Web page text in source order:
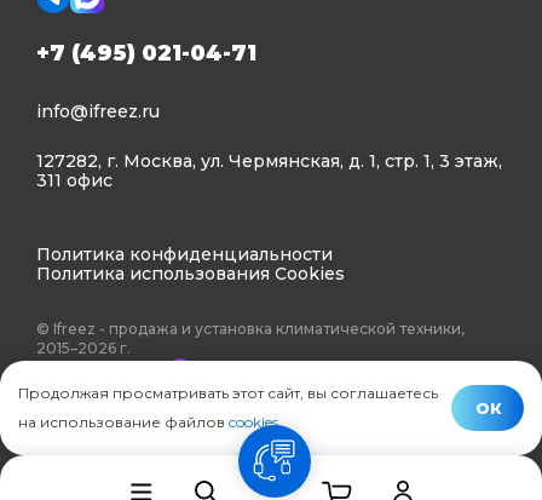
+7 (495) 021-04-71
info@ifreez.ru
127282, г. Москва, ул. Чермянская, д. 1, стр. 1, 3 этаж,
311 офис
Политика конфиденциальности
Политика использования Cookies
© Ifreez - продажа и установка климатической техники,
2015–2026 г.
связь
Продолжая просматривать этот сайт, вы соглашаетесь
на использование файлов cookies.
ОК